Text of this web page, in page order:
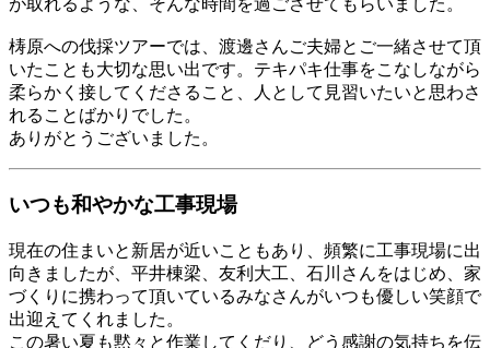
が取れるような、そんな時間を過ごさせてもらいました。
梼原への伐採ツアーでは、渡邊さんご夫婦とご一緒させて頂
いたことも大切な思い出です。テキパキ仕事をこなしながら
柔らかく接してくださること、人として見習いたいと思わさ
れることばかりでした。
ありがとうございました。
いつも和やかな工事現場
現在の住まいと新居が近いこともあり、頻繁に工事現場に出
向きましたが、平井棟梁、友利大工、石川さんをはじめ、家
づくりに携わって頂いているみなさんがいつも優しい笑顔で
出迎えてくれました。
この暑い夏も黙々と作業してくだり、どう感謝の気持ちを伝